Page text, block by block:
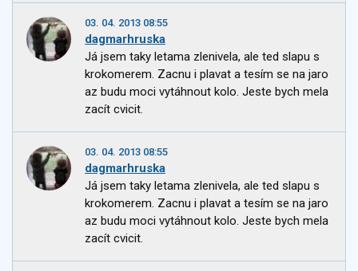
03. 04. 2013 08:55
dagmarhruska
Já jsem taky letama zlenivela, ale ted slapu s
krokomerem. Zacnu i plavat a tesím se na jaro
az budu moci vytáhnout kolo. Jeste bych mela
zacít cvicit.
03. 04. 2013 08:55
dagmarhruska
Já jsem taky letama zlenivela, ale ted slapu s
krokomerem. Zacnu i plavat a tesím se na jaro
az budu moci vytáhnout kolo. Jeste bych mela
zacít cvicit.